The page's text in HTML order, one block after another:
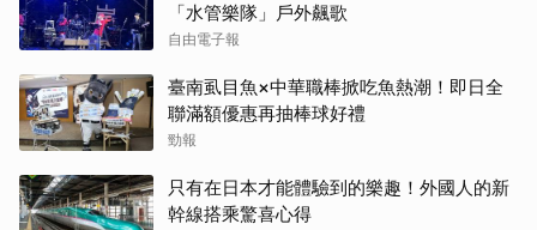
「水管樂隊」戶外飆歌
自由電子報
臺南虱目魚×中華職棒掀吃魚熱潮！即日全
聯滿額優惠再抽棒球好禮
勁報
只有在日本才能體驗到的樂趣！外國人的新
幹線搭乘驚喜心得